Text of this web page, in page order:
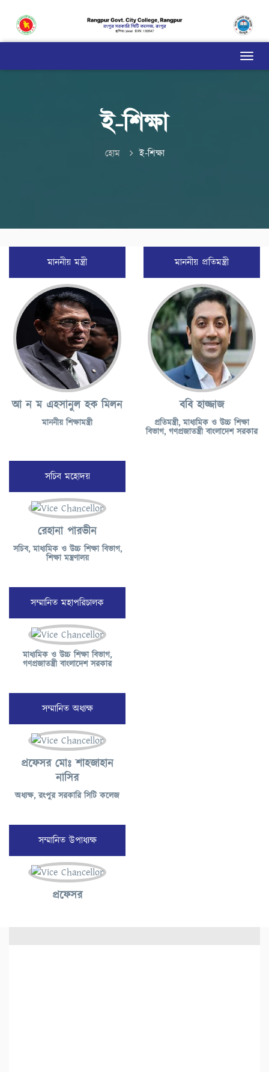
ই-শিক্ষা
হোম ই-শিক্ষা
মাননীয় মন্ত্রী
আ ন ম এহসানুল হক মিলন
মাননীয় শিক্ষামন্ত্রী
মাননীয় প্রতিমন্ত্রী
ববি হাজ্জাজ
প্রতিমন্ত্রী, মাধ্যমিক ও উচ্চ শিক্ষা
বিভাগ, গণপ্রজাতন্ত্রী বাংলাদেশ সরকার
সচিব মহোদয়
রেহানা পারভীন
সচিব, মাধ্যমিক ও উচ্চ শিক্ষা বিভাগ,
শিক্ষা মন্ত্রণালয়
সম্মানিত মহাপরিচালক
মাধ্যমিক ও উচ্চ শিক্ষা বিভাগ,
গণপ্রজাতন্ত্রী বাংলাদেশ সরকার
সম্মানিত অধ্যক্ষ
প্রফেসর মোঃ শাহজাহান
নাসির
অধ্যক্ষ, রংপুর সরকারি সিটি কলেজ
সম্মানিত উপাধ্যক্ষ
প্রফেসর